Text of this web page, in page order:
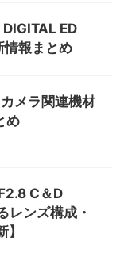
ED
情報まとめ
メラ関連機材
め
C＆D
レンズ構成・